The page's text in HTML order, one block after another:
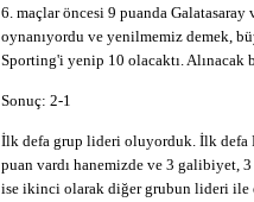
6. maçlar öncesi 9 puanda
oynanıyordu ve yenilmemiz demek,
Sporting'i yenip 10 olacaktı. Alınacak
Sonuç: 2-1
İlk defa grup lideri oluyorduk. İlk defa
puan vardı hanemizde ve 3 galibiyet,
ise ikinci olarak diğer grubun lideri ile